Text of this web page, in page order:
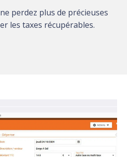
perdez plus de précieuses
les taxes récupérables.